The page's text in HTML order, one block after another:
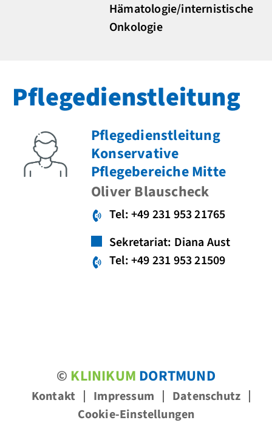
Hämatologie/internistische
Onkologie
Pflegedienstleitung
Pflegedienstleitung
Konservative
Pflegebereiche Mitte
Oliver Blauscheck
Tel: +49 231 953 21765
Sekretariat: Diana Aust
Tel: +49 231 953 21509
© KLINIKUM DORTMUND
Kontakt Impressum
Datenschutz
Cookie-Einstellungen